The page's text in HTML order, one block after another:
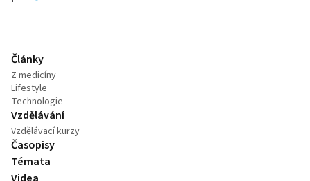
Články
Z medicíny
Lifestyle
Technologie
Vzdělávání
Vzdělávací kurzy
Časopisy
Témata